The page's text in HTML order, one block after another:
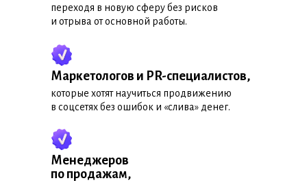
переходя в новую сферу без рисков
и отрыва от основной работы.
Маркетологов и PR-специалистов,
которые хотят научиться продвижению
в соцсетях без ошибок и «слива» денег.
Менеджеров
по продажам,